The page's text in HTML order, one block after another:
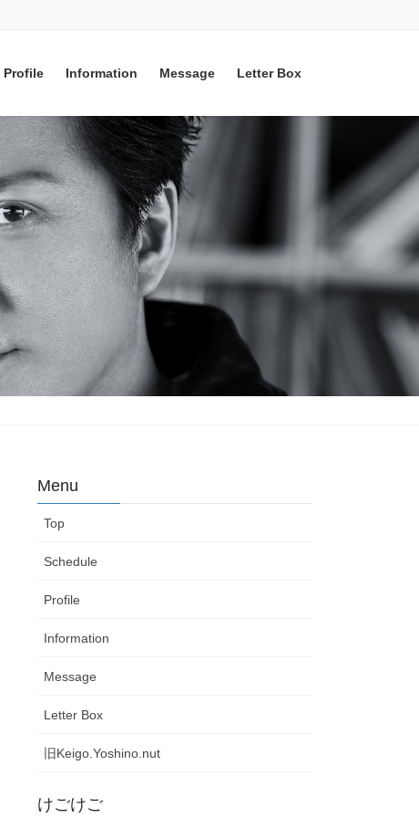
Profile Information Message Letter Box
Menu
Top
Schedule
Profile
Information
Message
Letter Box
旧Keigo.Yoshino.nut
けごけご